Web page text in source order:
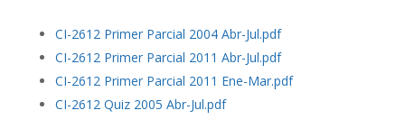
CI-2612 Primer Parcial 2004 Abr-Jul.pdf
CI-2612 Primer Parcial 2011 Abr-Jul.pdf
CI-2612 Primer Parcial 2011 Ene-Mar.pdf
CI-2612 Quiz 2005 Abr-Jul.pdf